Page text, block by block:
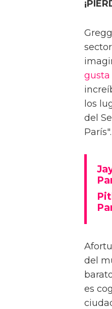
gusta
los
del
París".
del
es